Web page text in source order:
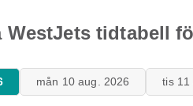
WestJets tidtabell
mån 10 aug. 2026 tis 11